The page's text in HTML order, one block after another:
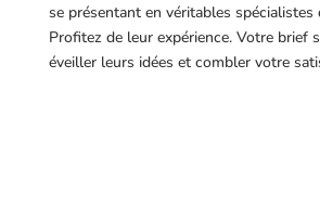
se présentant en véritables spécialistes
Profitez de leur expérience. Votre brief
éveiller leurs idées et combler votre